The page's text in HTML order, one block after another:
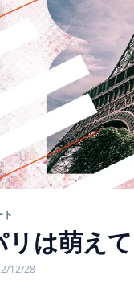
ト
リは萌え
12/28